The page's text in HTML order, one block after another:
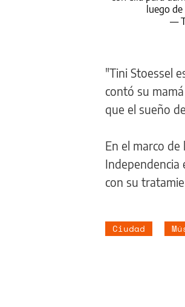
luego de
—
"Tini Stoessel
contó su mamá
que el sueño
En el marco de
Independencia
con su
Ciudad